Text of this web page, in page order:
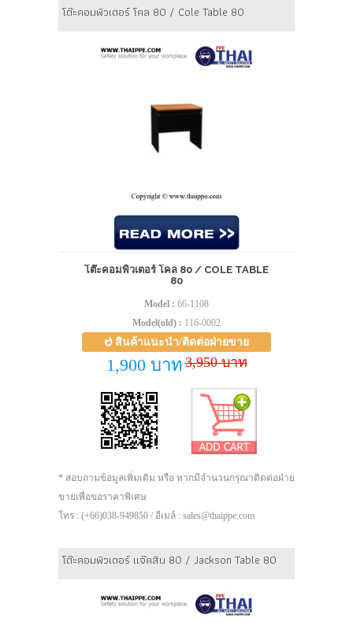
โต๊ะคอมพิวเตอร์ โคล 80 / Cole Table 80
โต๊ะคอมพิวเตอร์ โคล 80 / COLE TABLE
80
Model : 66-1108
Model(old) : 116-0002
สินค้าแนะนำ/ติดต่อฝ่ายขาย
1,900 บาท 3,950 บาท
* สอบถามข้อมูลเพิ่มเติม หรือ หากมีจำนวนกรุณาติดต่อฝ่าย
ขายเพื่อขอราคาพิเศษ
โทร : (+66)038-949850 / อีเมล์ : sales@thaippe.com
โต๊ะคอมพิวเตอร์ แจ๊คสัน 80 / Jackson Table 80